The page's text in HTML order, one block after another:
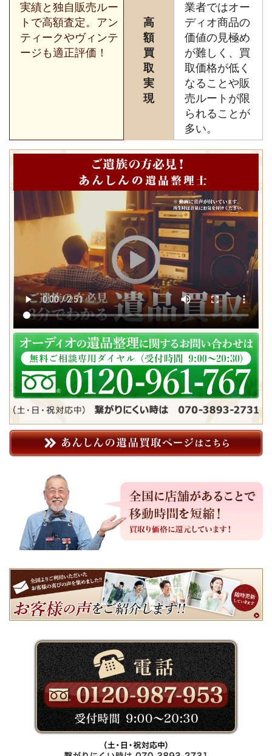
実績と独自販売ルー
トで高額査定。アン
ティークやヴィンテ
ージも適正評価！
高
額
買
取
実
現
業者ではオー
ディオ商品の
価値の見極め
が難しく、買
取価格が低く
なることや販
売ルートが限
られることが
多い。